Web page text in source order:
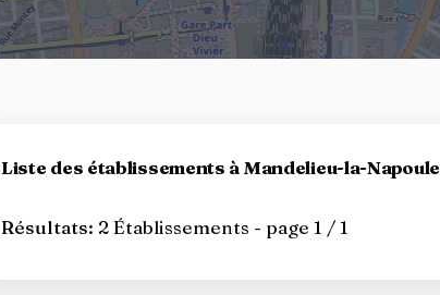
Liste des établissements à Mandelieu-la-Napoule
Résultats: 2 Établissements - page 1 / 1